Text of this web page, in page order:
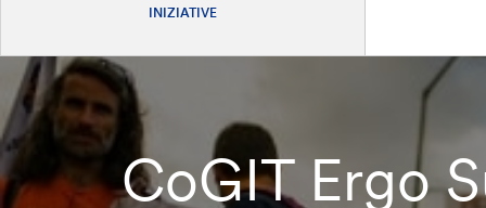
INIZIATIVE
CoGIT Ergo